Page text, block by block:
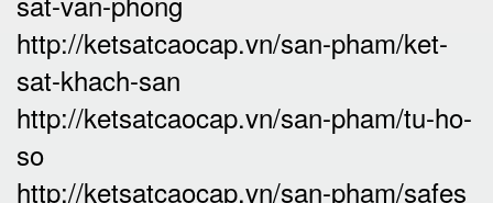
http://ketsatcaocap.vn/san-pham/ket-
sat-khach-san
http://ketsatcaocap.vn/san-pham/tu-ho-
so
http://ketsatcaocap.vn/san-pham/safes